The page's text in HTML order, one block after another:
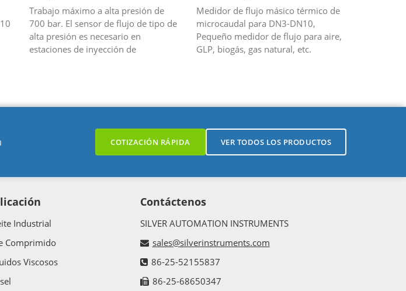
Trabajo máximo a alta presión de
700 bar. El sensor de flujo de tipo de
alta presión es necesario en
estaciones de inyección de
Medidor de flujo másico térmico de
microcaudal para DN3-DN10,
Pequeño medidor de flujo para aire,
GLP, biogás, gas natural, etc.
COTIZACIÓN RÁPIDA VER TODOS LOS PRODUCTOS
Industrial
Comprimido
Viscosos
Contáctenos
SILVER AUTOMATION INSTRUMENTS
sales@silverinstruments.com
86-25-52155837
86-25-68650347